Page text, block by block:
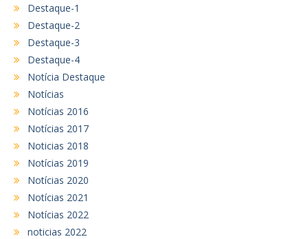
Destaque-1
Destaque-2
Destaque-3
Destaque-4
Notícia Destaque
Notícias
Notícias 2016
Notícias 2017
Noticias 2018
Notícias 2019
Notícias 2020
Notícias 2021
Notícias 2022
noticias 2022